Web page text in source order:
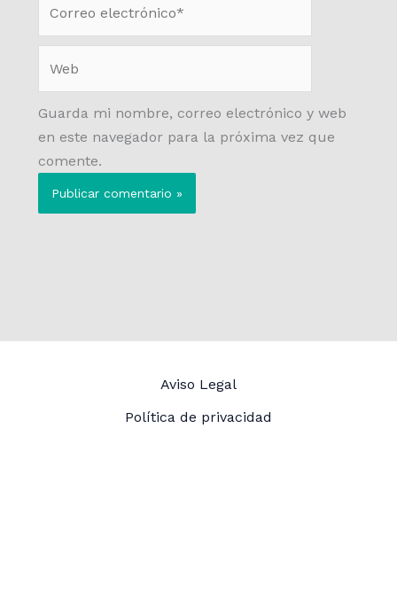
Guarda mi nombre, correo electrónico y web
en este navegador para la próxima vez que
comente.
Aviso Legal
Política de privacidad